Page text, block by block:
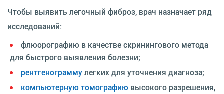
Чтобы выявить легочный фиброз, врач назначает ряд
исследований:
флюорографию в качестве скринингового метода
для быстрого выявления болезни;
рентгенограммулегких для уточнения диагноза;
компьютерную томографию высокого разрешения,